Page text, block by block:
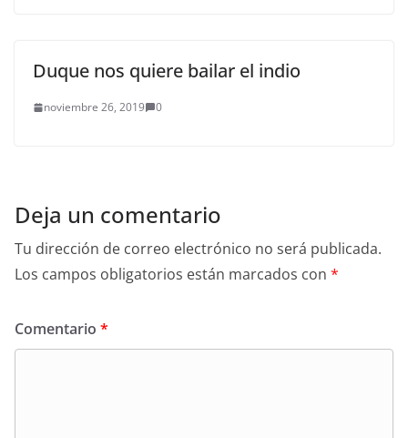
Duque nos quiere bailar el indio
noviembre 26, 2019 0
Deja un comentario
Tu dirección de correo electrónico no será publicada.
Los campos obligatorios están marcados con *
Comentario *